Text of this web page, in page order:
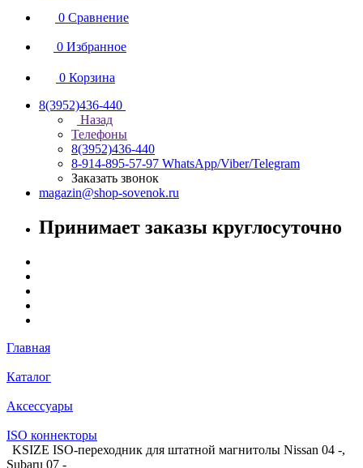
0 Сравнение
0 Избранное
0 Корзина
8(3952)436-440
Назад
Телефоны
8(3952)436-440
8-914-895-57-97 WhatsApp/Viber/Telegram
Заказать звонок
magazin@shop-sovenok.ru
Принимает заказы круглосуточно
Главная
Каталог
Аксессуары
ISO коннекторы
KSIZE ISO-переходник для штатной магнитолы Nissan 04 -,
Subaru 07 -